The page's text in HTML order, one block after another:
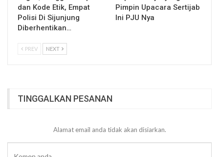
dan Kode Etik, Empat
Polisi Di Sijunjung
Diberhentikan…
Pimpin Upacara Sertijab
Ini PJU Nya
PREV NEXT
TINGGALKAN PESANAN
Alamat email anda tidak akan disiarkan.